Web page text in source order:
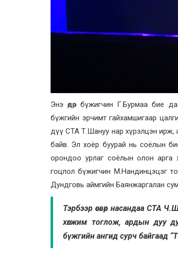
Энэ өдөр бүжигчин Г.Бурмаа бие
бүжгийн эрчимт гайхамшигаар
дүү СТА Т.Шануу нар хүрэлцэн ирж,
байв. Эл хоёр буурай нь соёлын
орондоо урлаг соёлын олон арга
гоцлол бүжигчин М.Нандинцэцэг
Дундговь аймгийн Баянжаргалан
Тэрбээр өсвөр насандаа СТА
хөгжим тоглож, ардын дуу
бүжгийн ангид сурч байгаад